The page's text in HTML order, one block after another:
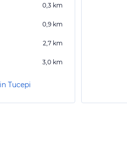
0,3 km
0,9 km
2,7 km
3,0 km
Tucepi